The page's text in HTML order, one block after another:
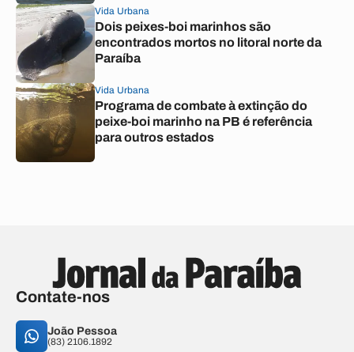
Vida Urbana
Dois peixes-boi marinhos são
encontrados mortos no litoral norte da
Paraíba
Vida Urbana
Programa de combate à extinção do
peixe-boi marinho na PB é referência
para outros estados
Contate-nos
João Pessoa
(83) 2106.1892